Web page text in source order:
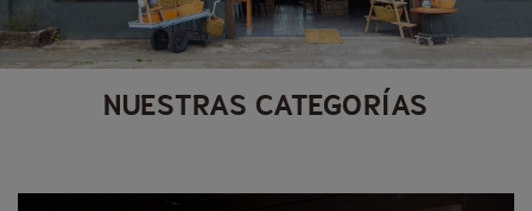
NUESTRAS CATEGORÍAS